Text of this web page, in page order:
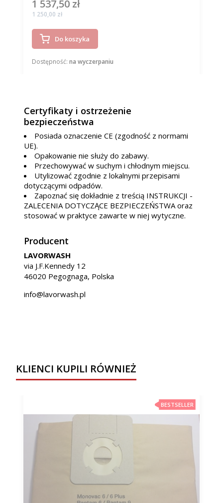
Cena
1 537,50 zł
Cena
1 250,00 zł
Do koszyka
Dostępność: na wyczerpaniu
Certyfikaty i ostrzeżenie
bezpieczeństwa
Posiada oznaczenie CE (zgodność z normami
UE).
Opakowanie nie służy do zabawy.
Przechowywać w suchym i chłodnym miejscu.
Utylizować zgodnie z lokalnymi przepisami
dotyczącymi odpadów.
Zapoznać się dokładnie z treścią INSTRUKCJI -
ZALECENIA DOTYCZĄCE BEZPIECZEŃSTWA oraz
stosować w praktyce zawarte w niej wytyczne.
Producent
LAVORWASH
via J.F.Kennedy 12
46020 Pegognaga, Polska
info@lavorwash.pl
KLIENCI KUPILI RÓWNIEŻ
BESTSELLER